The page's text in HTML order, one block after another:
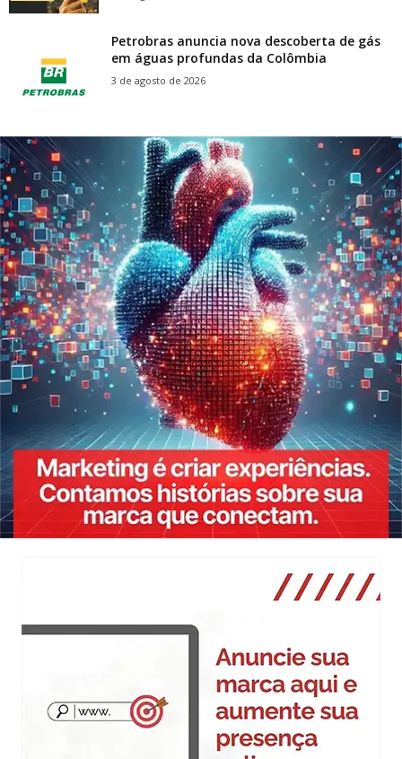
Petrobras anuncia nova descoberta de gás
em águas profundas da Colômbia
3 de agosto de 2026